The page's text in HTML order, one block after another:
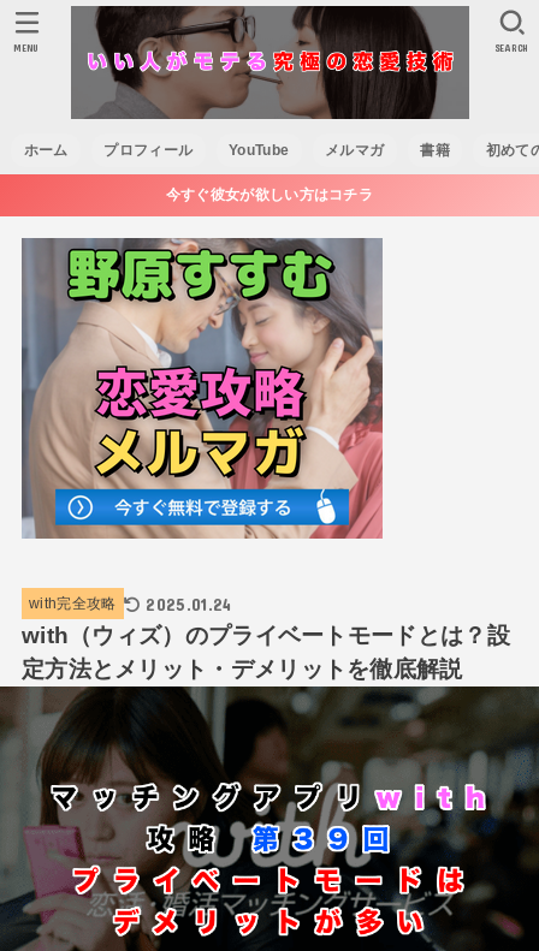
ホーム プロフィール YouTube メルマガ 書籍 初めて
SEARCH
MENU
今すぐ彼女が欲しい方はコチラ
with完全攻略 2025.01.24
with（ウィズ）のプライベートモードとは？設
定方法とメリット・デメリットを徹底解説